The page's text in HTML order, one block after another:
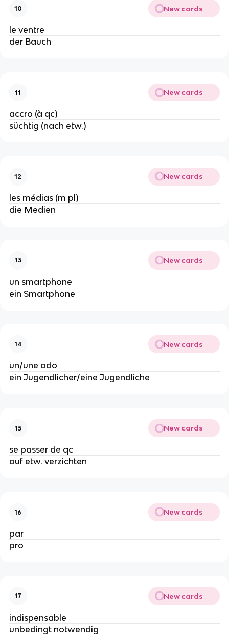
10 New cards
le ventre
der Bauch
11 New cards
accro (à qc)
süchtig (nach etw.)
12 New cards
les médias (m pl)
die Medien
13 New cards
un smartphone
ein Smartphone
14 New cards
un/une ado
ein Jugendlicher/eine Jugendliche
15 New cards
se passer de qc
auf etw. verzichten
16 New cards
par
pro
17 New cards
indispensable
unbedingt notwendig